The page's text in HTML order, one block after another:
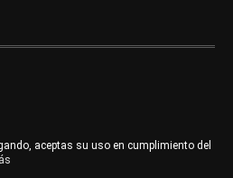
aceptas su uso en cumplimiento del